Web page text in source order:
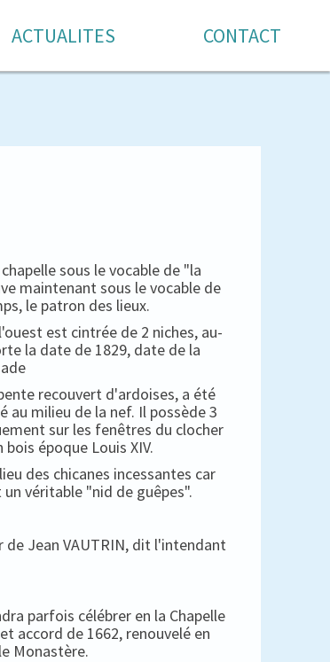
ACTUALITES CONTACT
sous le vocable de "la
maintenant sous le vocable de
le patron des lieux.
est cintrée de 2 niches, au-
la date de 1829, date de la
recouvert d'ardoises, a été
au milieu de la nef. Il possède 3
sur les fenêtres du clocher
époque Louis XIV.
des chicanes incessantes car
véritable "nid de guêpes".
Jean VAUTRIN, dit l'intendant
parfois célébrer en la Chapelle
accord de 1662, renouvelé en
Monastère.